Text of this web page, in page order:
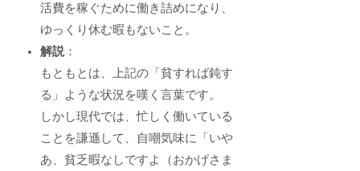
活費を稼ぐために働き詰めになり、
ゆっくり休む暇もないこと。
解説 ：
もともとは、上記の「貧すれば鈍す
る」ような状況を嘆く言葉です。
しかし現代では、忙しく働いている
ことを謙遜して、自嘲気味に「いや
あ、貧乏暇なしですよ（おかげさま